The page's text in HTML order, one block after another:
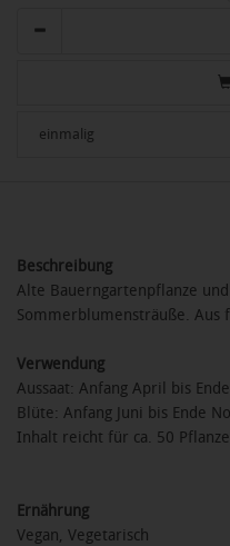
Beschreibung
Alte Bauerngartenpflanze
Sommerblumensträuße. Aus
Verwendung
Aussaat: Anfang April bis
Blüte: Anfang Juni bis Ende
Inhalt reicht für ca. 50
Ernährung
Vegan, Vegetarisch